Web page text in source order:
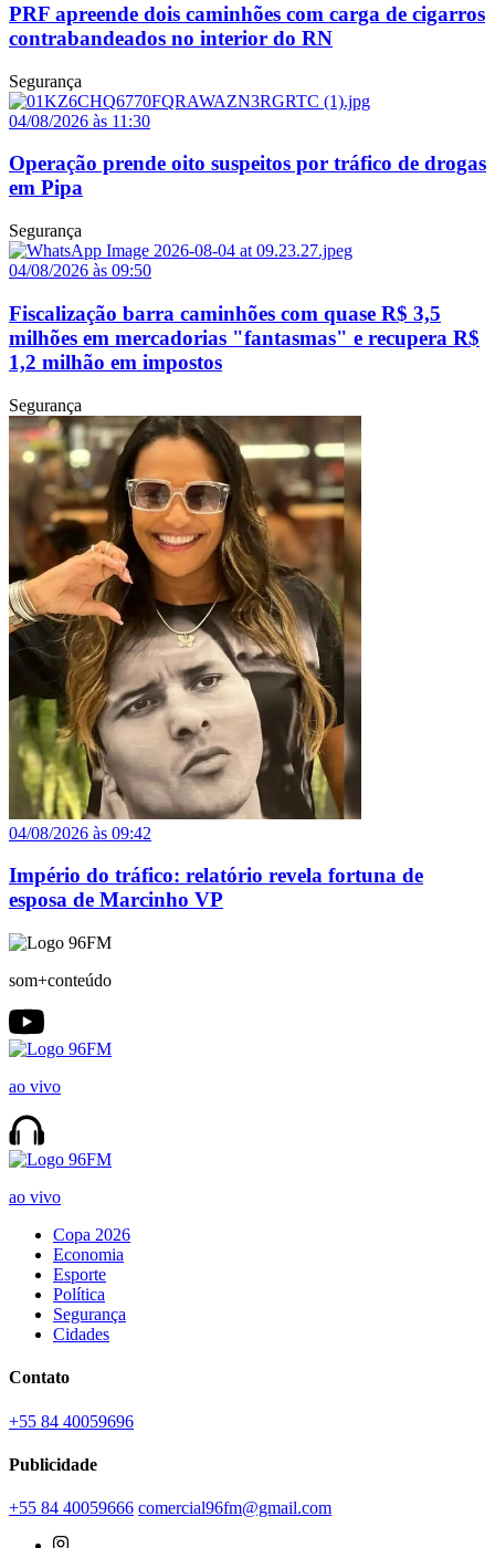
PRF apreende dois caminhões com carga de cigarros
contrabandeados no interior do RN
Segurança
04/08/2026 às 11:30
Operação prende oito suspeitos por tráfico de drogas
em Pipa
Segurança
04/08/2026 às 09:50
Fiscalização barra caminhões com quase R$ 3,5
milhões em mercadorias "fantasmas" e recupera R$
1,2 milhão em impostos
Segurança
04/08/2026 às 09:42
Império do tráfico: relatório revela fortuna de
esposa de Marcinho VP
som+conteúdo
ao vivo
ao vivo
Copa 2026
Economia
Esporte
Política
Segurança
Cidades
Contato
+55 84 40059696
Publicidade
+55 84 40059666 comercial96fm@gmail.com